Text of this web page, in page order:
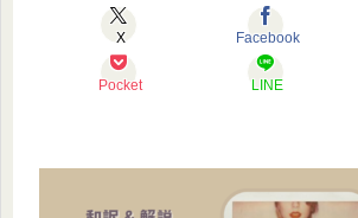
X Facebook
Pocket LINE